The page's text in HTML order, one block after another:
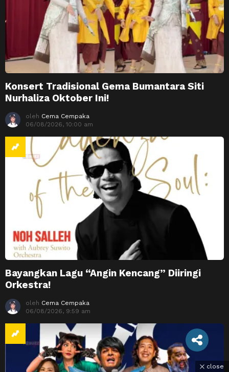
Konsert Tradisional Gema Bumantara Siti
Nurhaliza Oktober Ini!
oleh Cema Cempaka
06/08/2026, 10:00 am
Bayangkan Lagu “Angin Kencang” Diiringi
Orkestra!
oleh Cema Cempaka
06/08/2026, 9:59 am
close